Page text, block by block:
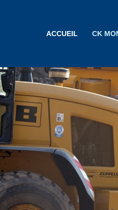
ACCUEIL CK